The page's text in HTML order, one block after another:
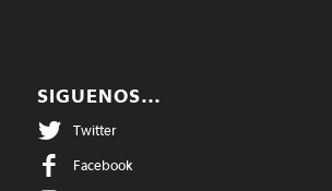
SIGUENOS…
Twitter
Facebook